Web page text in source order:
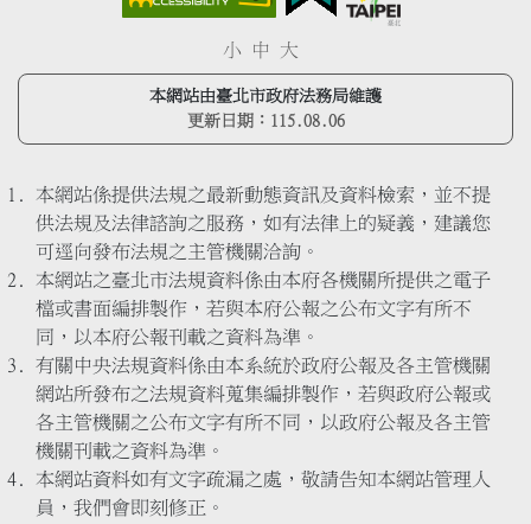
小 中 大
本網站由臺北市政府法務局維護
更新日期： 115.08.06
本網站係提供法規之最新動態資訊及資料檢索，並不提
供法規及法律諮詢之服務，如有法律上的疑義，建議您
可逕向發布法規之主管機關洽詢。
本網站之臺北市法規資料係由本府各機關所提供之電子
檔或書面編排製作，若與本府公報之公布文字有所不
同，以本府公報刊載之資料為準。
有關中央法規資料係由本系統於政府公報及各主管機關
網站所發布之法規資料蒐集編排製作，若與政府公報或
各主管機關之公布文字有所不同，以政府公報及各主管
機關刊載之資料為準。
本網站資料如有文字疏漏之處，敬請告知本網站管理人
員，我們會即刻修正。